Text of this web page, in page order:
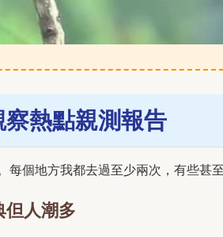
熱點親測報告
個地方我都去過至少兩次，有些甚
但人潮多